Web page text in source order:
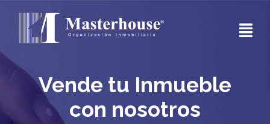
Vende tu Inmueble
con nosotros